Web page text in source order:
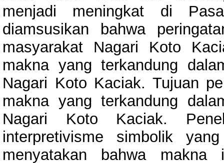
menjadi meningkat di
diamsusikan bahwa
masyarakat Nagari Koto
makna yang terkandung
Nagari Koto Kaciak. Tujuan
makna yang terkandung
Nagari Koto Kaciak.
interpretivisme simbolik
menyatakan bahwa